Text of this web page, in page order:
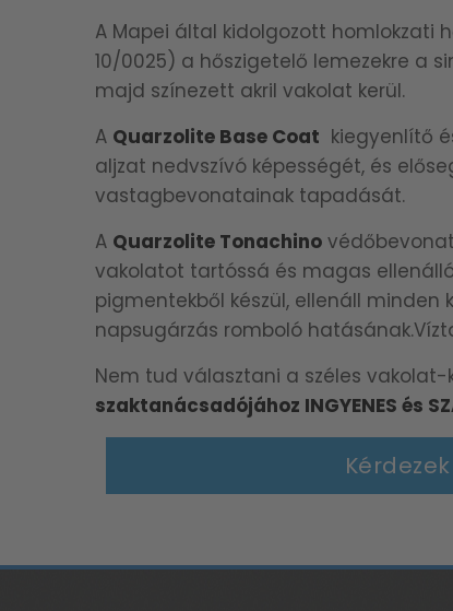
A Mapei által kidolgozott homlokzati
10/0025) a hőszigetelő lemezekre a
majd színezett akril vakolat kerül.
A Quarzolite Base Coat kiegyenlítő
aljzat nedvszívó képességét, és
vastagbevonatainak tapadását.
A Quarzolite Tonachino
vakolatot tartóssá és magas
pigmentekből készül, ellenáll
napsugárzás romboló
Nem tud választani a széles
szaktanácsadójához INGYENES és